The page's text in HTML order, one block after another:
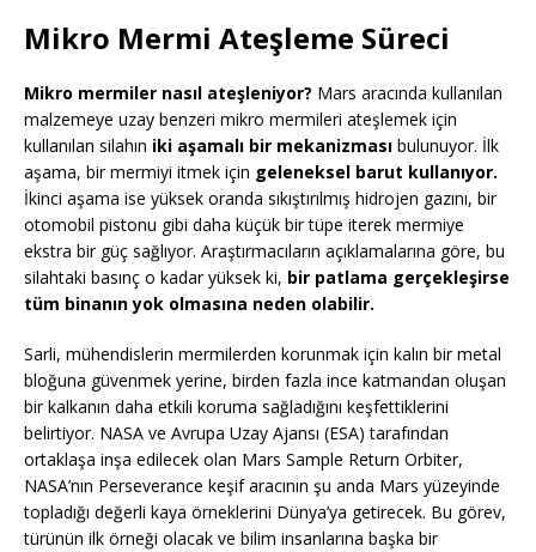
Mikro Mermi Ateşleme Süreci
Mikro mermiler nasıl ateşleniyor? Mars aracında kullanılan
malzemeye uzay benzeri mikro mermileri ateşlemek için
kullanılan silahın iki aşamalı bir mekanizması bulunuyor. İlk
aşama, bir mermiyi itmek için geleneksel barut kullanıyor.
İkinci aşama ise yüksek oranda sıkıştırılmış hidrojen gazını, bir
otomobil pistonu gibi daha küçük bir tüpe iterek mermiye
ekstra bir güç sağlıyor. Araştırmacıların açıklamalarına göre, bu
silahtaki basınç o kadar yüksek ki, bir patlama gerçekleşirse
tüm binanın yok olmasına neden olabilir.
Sarli, mühendislerin mermilerden korunmak için kalın bir metal
bloğuna güvenmek yerine, birden fazla ince katmandan oluşan
bir kalkanın daha etkili koruma sağladığını keşfettiklerini
belirtiyor. NASA ve Avrupa Uzay Ajansı (ESA) tarafından
ortaklaşa inşa edilecek olan Mars Sample Return Orbiter,
NASA’nın Perseverance keşif aracının şu anda Mars yüzeyinde
topladığı değerli kaya örneklerini Dünya’ya getirecek. Bu görev,
türünün ilk örneği olacak ve bilim insanlarına başka bir